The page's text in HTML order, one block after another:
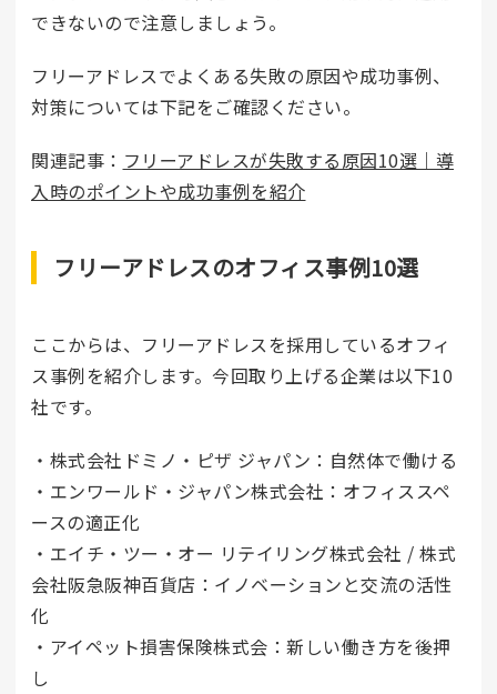
できないので注意しましょう。
フリーアドレスでよくある失敗の原因や成功事例、
対策については下記をご確認ください。
関連記事： フリーアドレスが失敗する原因10選｜導
入時のポイントや成功事例を紹介
フリーアドレスのオフィス事例10選
ここからは、フリーアドレスを採用しているオフィ
ス事例を紹介します。今回取り上げる企業は以下10
社です。
・株式会社ドミノ・ピザ ジャパン：自然体で働ける
・エンワールド・ジャパン株式会社：オフィススペ
ースの適正化
・エイチ・ツー・オー リテイリング株式会社 / 株式
会社阪急阪神百貨店：イノベーションと交流の活性
化
・アイペット損害保険株式会：新しい働き方を後押
し